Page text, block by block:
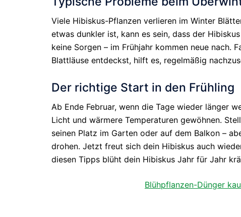
Viele Hibiskus-Pflanzen verlieren im Winter
etwas dunkler ist, kann es sein, dass der
keine Sorgen – im Frühjahr kommen neue nach.
Blattläuse entdeckst, hilft es, regelmäßig
Der richtige Start in den Frühling
Ab Ende Februar, wenn die Tage wieder länger
Licht und wärmere Temperaturen gewöhnen.
seinen Platz im Garten oder auf dem Balkon –
drohen. Jetzt freut sich dein Hibiskus auch
diesen Tipps blüht dein Hibiskus Jahr für Jahr
Blühpflanzen-Dünger